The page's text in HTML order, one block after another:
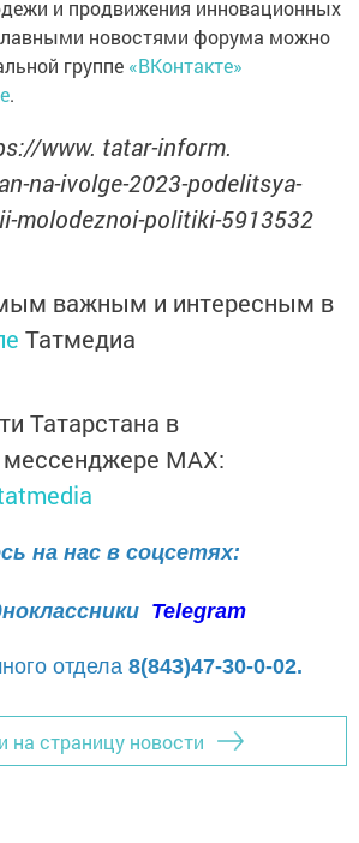
и продвижения инновационных
новостями форума можно
группе «ВКонтакте»
.
www. tatar-inform.
na-ivolge-2023-podelitsya-
molodeznoi-politiki-5913532
важным и интересным в
Татмедиа
Татарстана в
MАХ:
на нас в соцсетях:
Telegram
отдела 8(843)47-30-0-02.
на страницу новости